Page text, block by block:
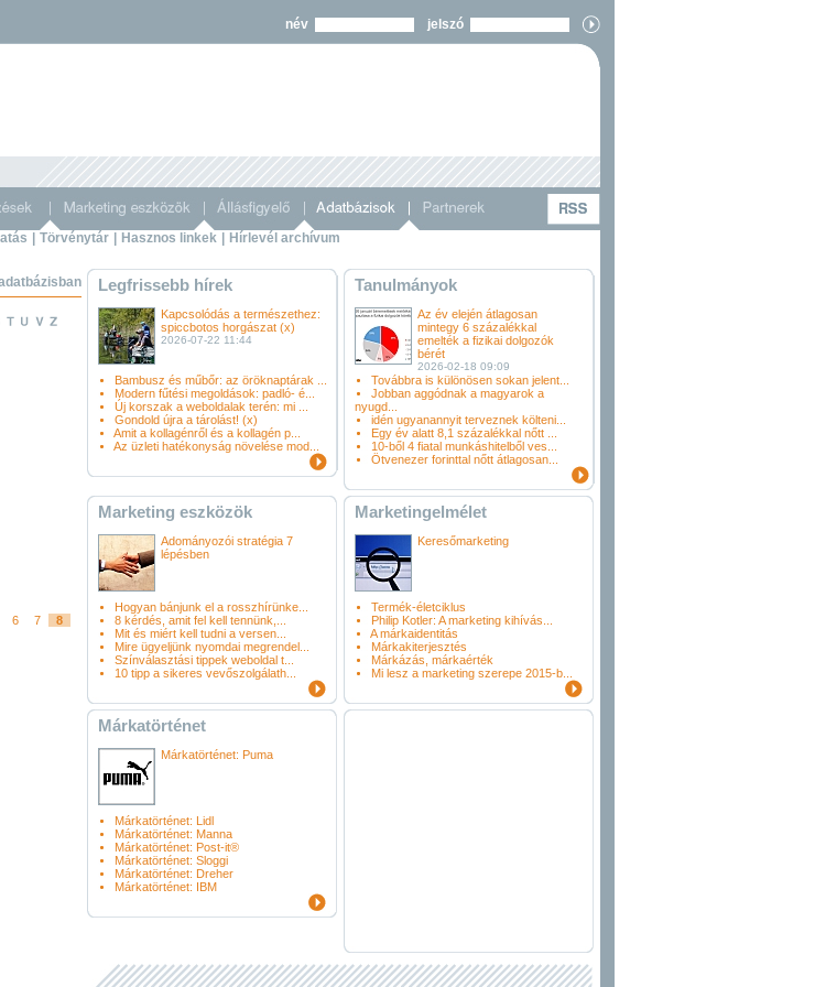
név jelszó
Törvénytár Hasznos linkek Hírlevél archívum
6 7 8
Legfrissebb hírek
Kapcsolódás a természethez:
spiccbotos horgászat (x)
2026-07-22 11:44
Bambusz és műbőr: az öröknaptárak ...
Modern fűtési megoldások: padló- é...
Új korszak a weboldalak terén: mi ...
Gondold újra a tárolást! (x)
Amit a kollagénről és a kollagén p...
Az üzleti hatékonyság növelése mod...
Tanulmányok
Az év elején átlagosan
mintegy 6 százalékkal
emelték a fizikai dolgozók
bérét
2026-02-18 09:09
Továbbra is különösen sokan jelent...
Jobban aggódnak a magyarok a
nyugd...
idén ugyanannyit terveznek költeni...
Egy év alatt 8,1 százalékkal nőtt ...
10-ből 4 fiatal munkáshitelből ves...
Ötvenezer forinttal nőtt átlagosan...
Marketing eszközök
Adományozói stratégia 7
lépésben
Hogyan bánjunk el a rosszhírünke...
8 kérdés, amit fel kell tennünk,...
Mit és miért kell tudni a versen...
Mire ügyeljünk nyomdai megrendel...
Színválasztási tippek weboldal t...
10 tipp a sikeres vevőszolgálath...
Marketingelmélet
Keresőmarketing
Termék-életciklus
Philip Kotler: A marketing kihívás...
A márkaidentitás
Márkakiterjesztés
Márkázás, márkaérték
Mi lesz a marketing szerepe 2015-b...
Márkatörténet
Márkatörténet: Puma
Márkatörténet: Lidl
Márkatörténet: Manna
Márkatörténet: Post-it®
Márkatörténet: Sloggi
Márkatörténet: Dreher
Márkatörténet: IBM